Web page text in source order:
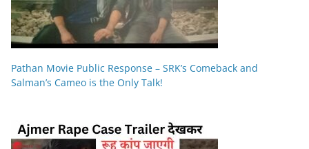
Pathan Movie Public Response – SRK’s Comeback and
Salman’s Cameo is the Only Talk!